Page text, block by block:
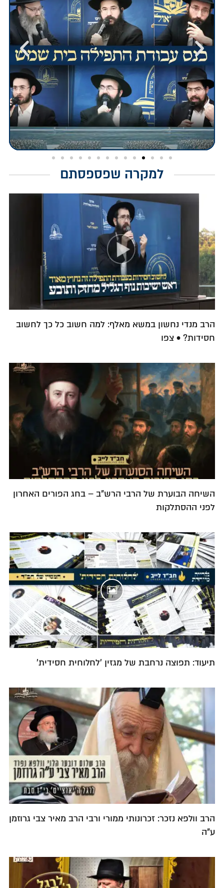
למקרה שפספסתם
הרב מנדי נחשון במשא מאלף: למה חשוב כל כך לחשוב
חסידות? • צפו
השיחה הבוערת של הרבי הרש"ב – בחג הפורים האחרון
לפני ההסתלקות
תיעוד: תפוצה נרחבת של מגזין 'לחלוחית חסידית'
הרב וולפא נזכר: זכרונותי ממורי ורבי הרב מאיר צבי גרוזמן
ע"ה